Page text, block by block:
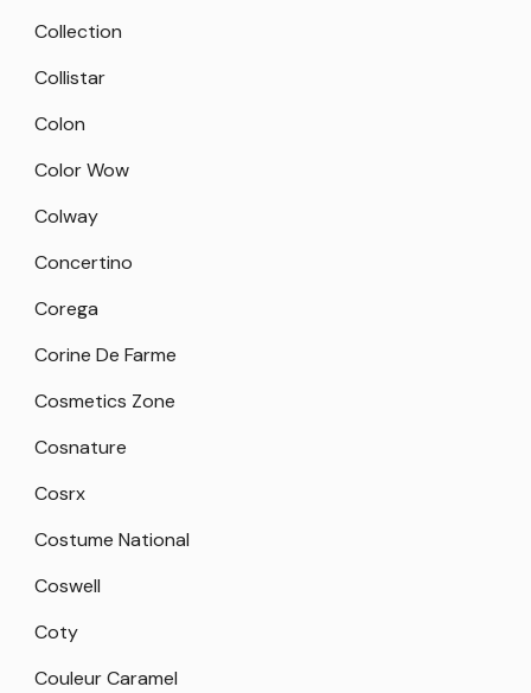
Collection
Collistar
Colon
Color Wow
Colway
Concertino
Corega
Corine De Farme
Cosmetics Zone
Cosnature
Cosrx
Costume National
Coswell
Coty
Couleur Caramel